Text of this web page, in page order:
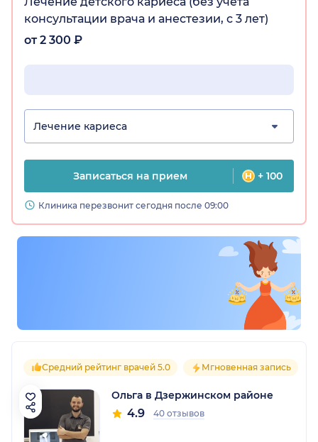
консультации врача и анестезии, с 3 лет)
от 2 300 ₽
Лечение кариеса
Записаться на прием + 100
Клиника перезвонит сегодня после 09:00
Средний рейтинг врачей 5.0 Мгновенная запись
Ольга в Дзержинском районе
4.9 40 отзывов